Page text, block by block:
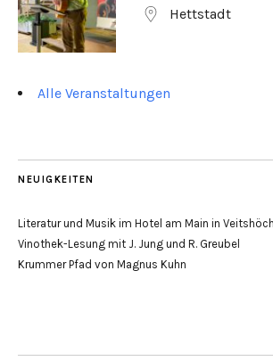
Hettstadt
Alle Veranstaltungen
NEUIGKEITEN
Literatur und Musik im Hotel am Main in
Vinothek-Lesung mit J. Jung und R. Greubel
Krummer Pfad von Magnus Kuhn